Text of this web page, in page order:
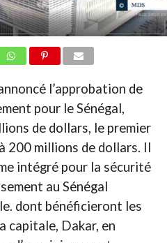
l’approbation de
pour le Sénégal,
de dollars, le premier
200 millions de dollars. Il
intégré pour la sécurité
au Sénégal
dont bénéficieront les
capitale, Dakar, en